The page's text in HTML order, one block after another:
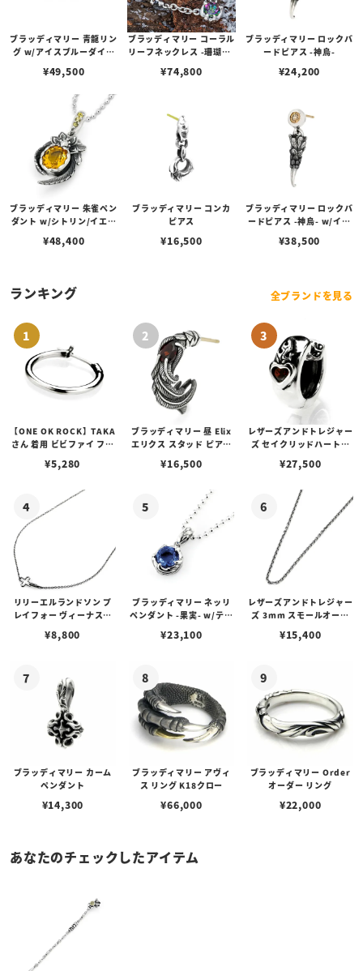
ブラッディマリー 青龍リン
グ w/アイスブルーダイヤ
¥49,500
ブラッディマリー コーラル
リーフネックレス -珊瑚礁-
¥74,800
ブラッディマリー ロックバ
ードピアス -神烏-
¥24,200
ブラッディマリー 朱雀ペン
ダント w/シトリン/イエロ
¥48,400
ブラッディマリー コンカ
ピアス
¥16,500
ブラッディマリー ロックバ
ードピアス -神烏- w/イン
¥38,500
ランキング 全ブランドを見る
【ONE OK ROCK】TAKA
さん 着用 ビビファイ フー
¥5,280
ブラッディマリー 昼 Elix
エリクス スタッド ピアス
¥16,500
レザーズアンドトレジャー
ズ セイクリッドハートピ
¥27,500
リリーエルランドソン プ
レイフォー ヴィーナスチ
¥8,800
ブラッディマリー ネッリ
ペンダント -果実- w/ティ
¥23,100
レザーズアンドトレジャー
ズ 3mm スモールオーバ
ブスタークラスプ＆LTロ
¥15,400
ブラッディマリー カーム
ペンダント
¥14,300
ブラッディマリー アヴィ
ス リング K18クロー
¥66,000
ブラッディマリー Order
オーダー リング
¥22,000
あなたのチェックしたアイテム